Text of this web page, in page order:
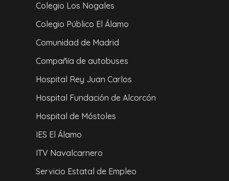
Colegio Los Nogales
Colegio Público El Álamo
Comunidad de Madrid
Compañía de autobuses
Hospital Rey Juan Carlos
Hospital Fundación de Alcorcón
Hospital de Móstoles
IES El Álamo
ITV Navalcarnero
Servicio Estatal de Empleo